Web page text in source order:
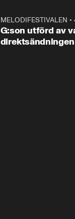
MELODIFESTIVALEN •
G:son utförd av
direktsändningen